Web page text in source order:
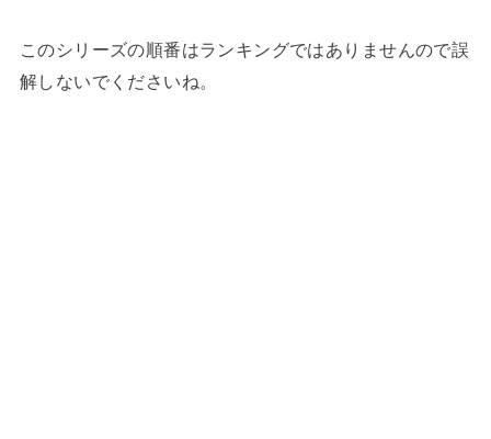
このシリーズの順番はランキングではありませんので誤
解しないでくださいね。